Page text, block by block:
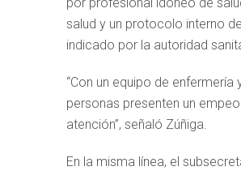
salud y un protocolo interno
indicado por la autoridad
“Con un equipo de
personas presenten un
atención”, señaló Zúñiga.
En la misma línea, el